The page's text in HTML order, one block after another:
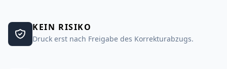
KEIN RISIKO
Druck erst nach Freigabe des Korrekturabzugs.